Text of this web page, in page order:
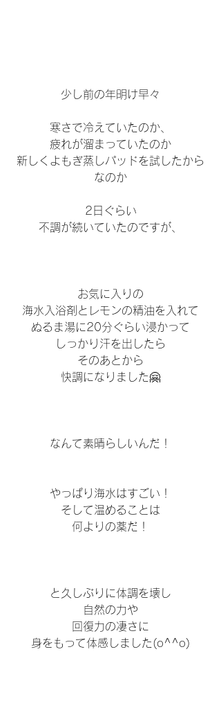
少し前の年明け早々
寒さで冷えていたのか、
疲れが溜まっていたのか
新しくよもぎ蒸しパッドを試したから
なのか
2日ぐらい
不調が続いていたのですが、
お気に入りの
海水入浴剤とレモンの精油を入れて
ぬるま湯に20分ぐらい浸かって
しっかり汗を出したら
そのあとから
快調になりました🤗
なんて素晴らしいんだ！
やっぱり海水はすごい！
そして温めることは
何よりの薬だ！
と久しぶりに体調を壊し
自然の力や
回復力の凄さに
身をもって体感しました(o^^o)